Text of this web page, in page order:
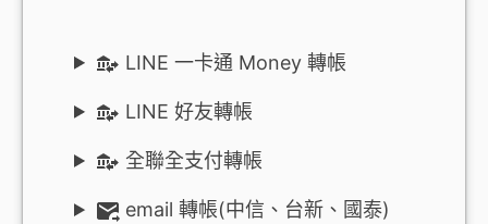
LINE 一卡通 Money 轉帳
LINE 好友轉帳
全聯全支付轉帳
email 轉帳(中信、台新、國泰)